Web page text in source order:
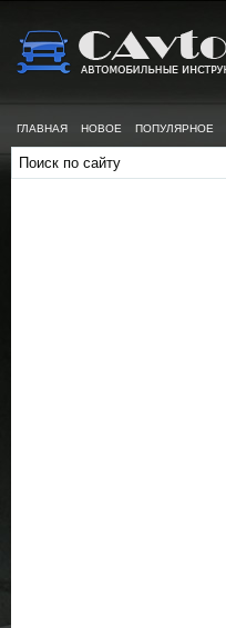
ГЛАВНАЯ НОВОЕ ПОПУЛЯРНОЕ